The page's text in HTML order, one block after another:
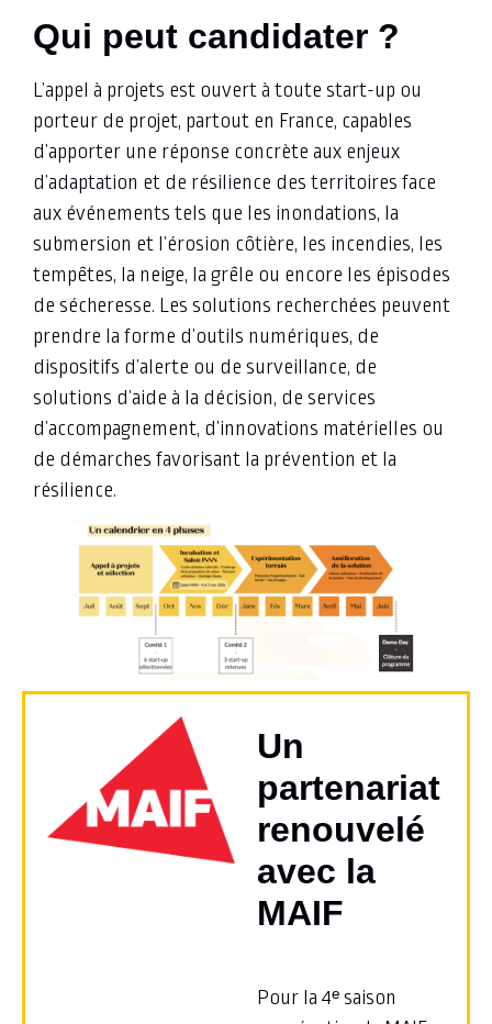
Qui peut candidater ?
L’appel à projets est ouvert à toute start-up ou
porteur de projet, partout en France, capables
d’apporter une réponse concrète aux enjeux
d’adaptation et de résilience des territoires face
aux événements tels que les inondations, la
submersion et l’érosion côtière, les incendies, les
tempêtes, la neige, la grêle ou encore les épisodes
de sécheresse. Les solutions recherchées peuvent
prendre la forme d’outils numériques, de
dispositifs d’alerte ou de surveillance, de
solutions d’aide à la décision, de services
d’accompagnement, d’innovations matérielles ou
de démarches favorisant la prévention et la
résilience.
Un
partenariat
renouvelé
avec la
MAIF
Pour la 4ᵉ saison